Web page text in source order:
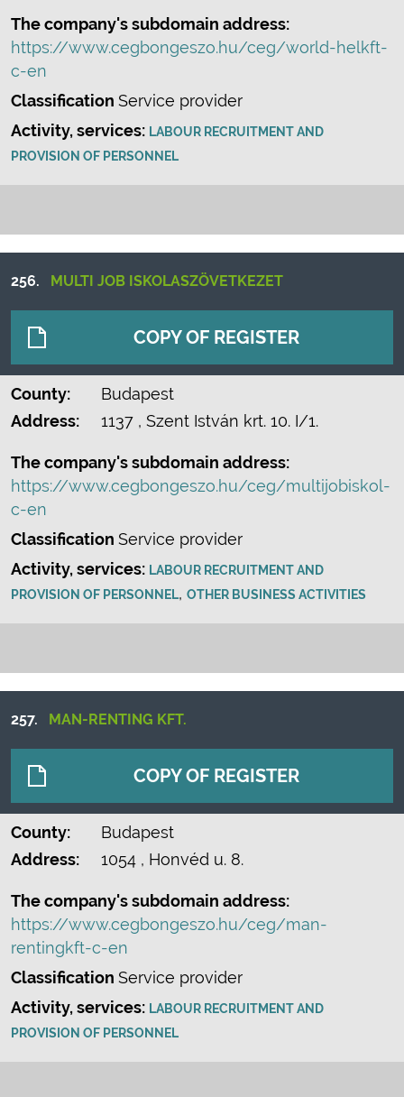
The company's subdomain address:
https://www.cegbongeszo.hu/ceg/world-helkft-
c-en
Classification Service provider
Activity, services: LABOUR RECRUITMENT AND
PROVISION OF PERSONNEL
256. MULTI JOB ISKOLASZÖVETKEZET
COPY OF REGISTER
County:
Budapest
Address:
1137 , Szent István krt. 10. I/1.
The company's subdomain address:
https://www.cegbongeszo.hu/ceg/multijobiskol-
c-en
Classification Service provider
Activity, services: LABOUR RECRUITMENT AND
PROVISION OF PERSONNEL, OTHER BUSINESS ACTIVITIES
257. MAN-RENTING KFT.
COPY OF REGISTER
County:
Budapest
Address:
1054 , Honvéd u. 8.
The company's subdomain address:
https://www.cegbongeszo.hu/ceg/man-
rentingkft-c-en
Classification Service provider
Activity, services: LABOUR RECRUITMENT AND
PROVISION OF PERSONNEL